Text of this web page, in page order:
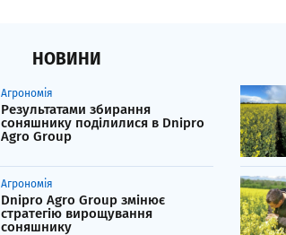
НОВИНИ
Агрономія
Результатами збирання
соняшнику поділилися в Dnipro
Agro Group
Агрономія
Dnipro Agro Group змінює
стратегію вирощування
соняшнику